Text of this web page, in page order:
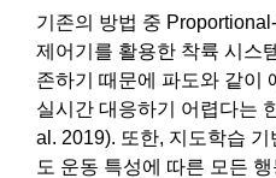
기존의 방법 중
제어기를 활용한 착륙 시스
존하기 때문에 파도와 같이
실시간 대응하기 어렵다는
al. 2019). 또한, 지도학습
도 운동 특성에 따른 모든